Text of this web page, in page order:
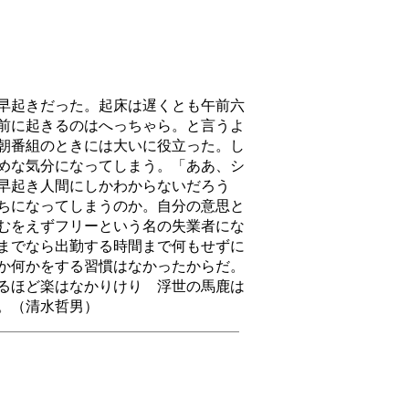
起きだった。起床は遅くとも午前六
に起きるのはへっちゃら。と言うよ
番組のときには大いに役立った。し
な気分になってしまう。「ああ、シ
起き人間にしかわからないだろう
になってしまうのか。自分の意思と
をえずフリーという名の失業者にな
でなら出勤する時間まで何もせずに
かをする習慣はなかったからだ。
ほど楽はなかりけり 浮世の馬鹿は
（清水哲男）